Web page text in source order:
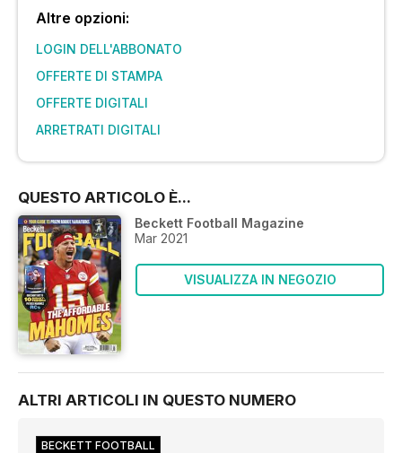
Altre opzioni:
LOGIN DELL'ABBONATO
OFFERTE DI STAMPA
OFFERTE DIGITALI
ARRETRATI DIGITALI
QUESTO ARTICOLO È...
Beckett Football Magazine
Mar 2021
VISUALIZZA IN NEGOZIO
ALTRI ARTICOLI IN QUESTO NUMERO
BECKETT FOOTBALL